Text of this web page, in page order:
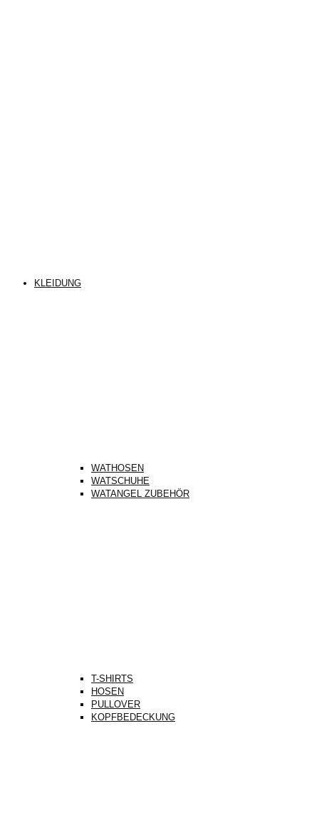
KLEIDUNG
WATHOSEN
WATSCHUHE
WATANGEL ZUBEHÖR
T-SHIRTS
HOSEN
PULLOVER
KOPFBEDECKUNG